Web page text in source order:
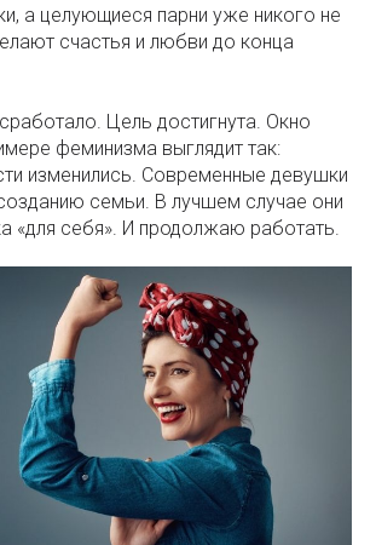
а целующиеся парни уже никого не
счастья и любви до конца
Цель достигнута. Окно
феминизма выглядит так:
изменились. Современные девушки
семьи. В лучшем случае они
«для себя». И продолжаю работать.